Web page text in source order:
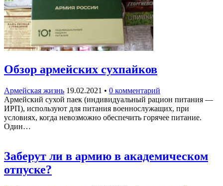
Обзор армейских сухпайков
Армейская жизнь 19.02.2021 • 0 комментарий
Армейский сухой паек (индивидуальный рацион питания —
ИРП), используют для питания военнослужащих, при
условиях, когда невозможно обеспечить горячее питание.
Один…
Заберут ли в армию в академическом
отпуске?